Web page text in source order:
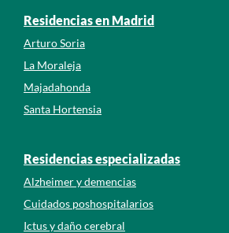
Residencias en Madrid
Arturo Soria
La Moraleja
Majadahonda
Santa Hortensia
Residencias especializadas
Alzheimer y demencias
Cuidados poshospitalarios
Ictus y daño cerebral